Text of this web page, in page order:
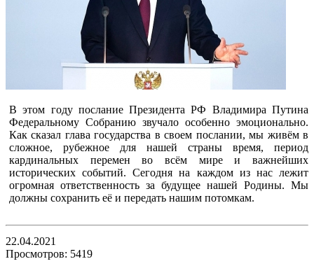
В этом году послание Президента РФ Владимира Путина
Федеральному Собранию звучало особенно эмоционально.
Как сказал глава государства в своем послании, мы живём в
сложное, рубежное для нашей страны время, период
кардинальных перемен во всём мире и важнейших
исторических событий. Сегодня на каждом из нас лежит
огромная ответственность за будущее нашей Родины. Мы
должны сохранить её и передать нашим потомкам.
22.04.2021
Просмотров: 5419